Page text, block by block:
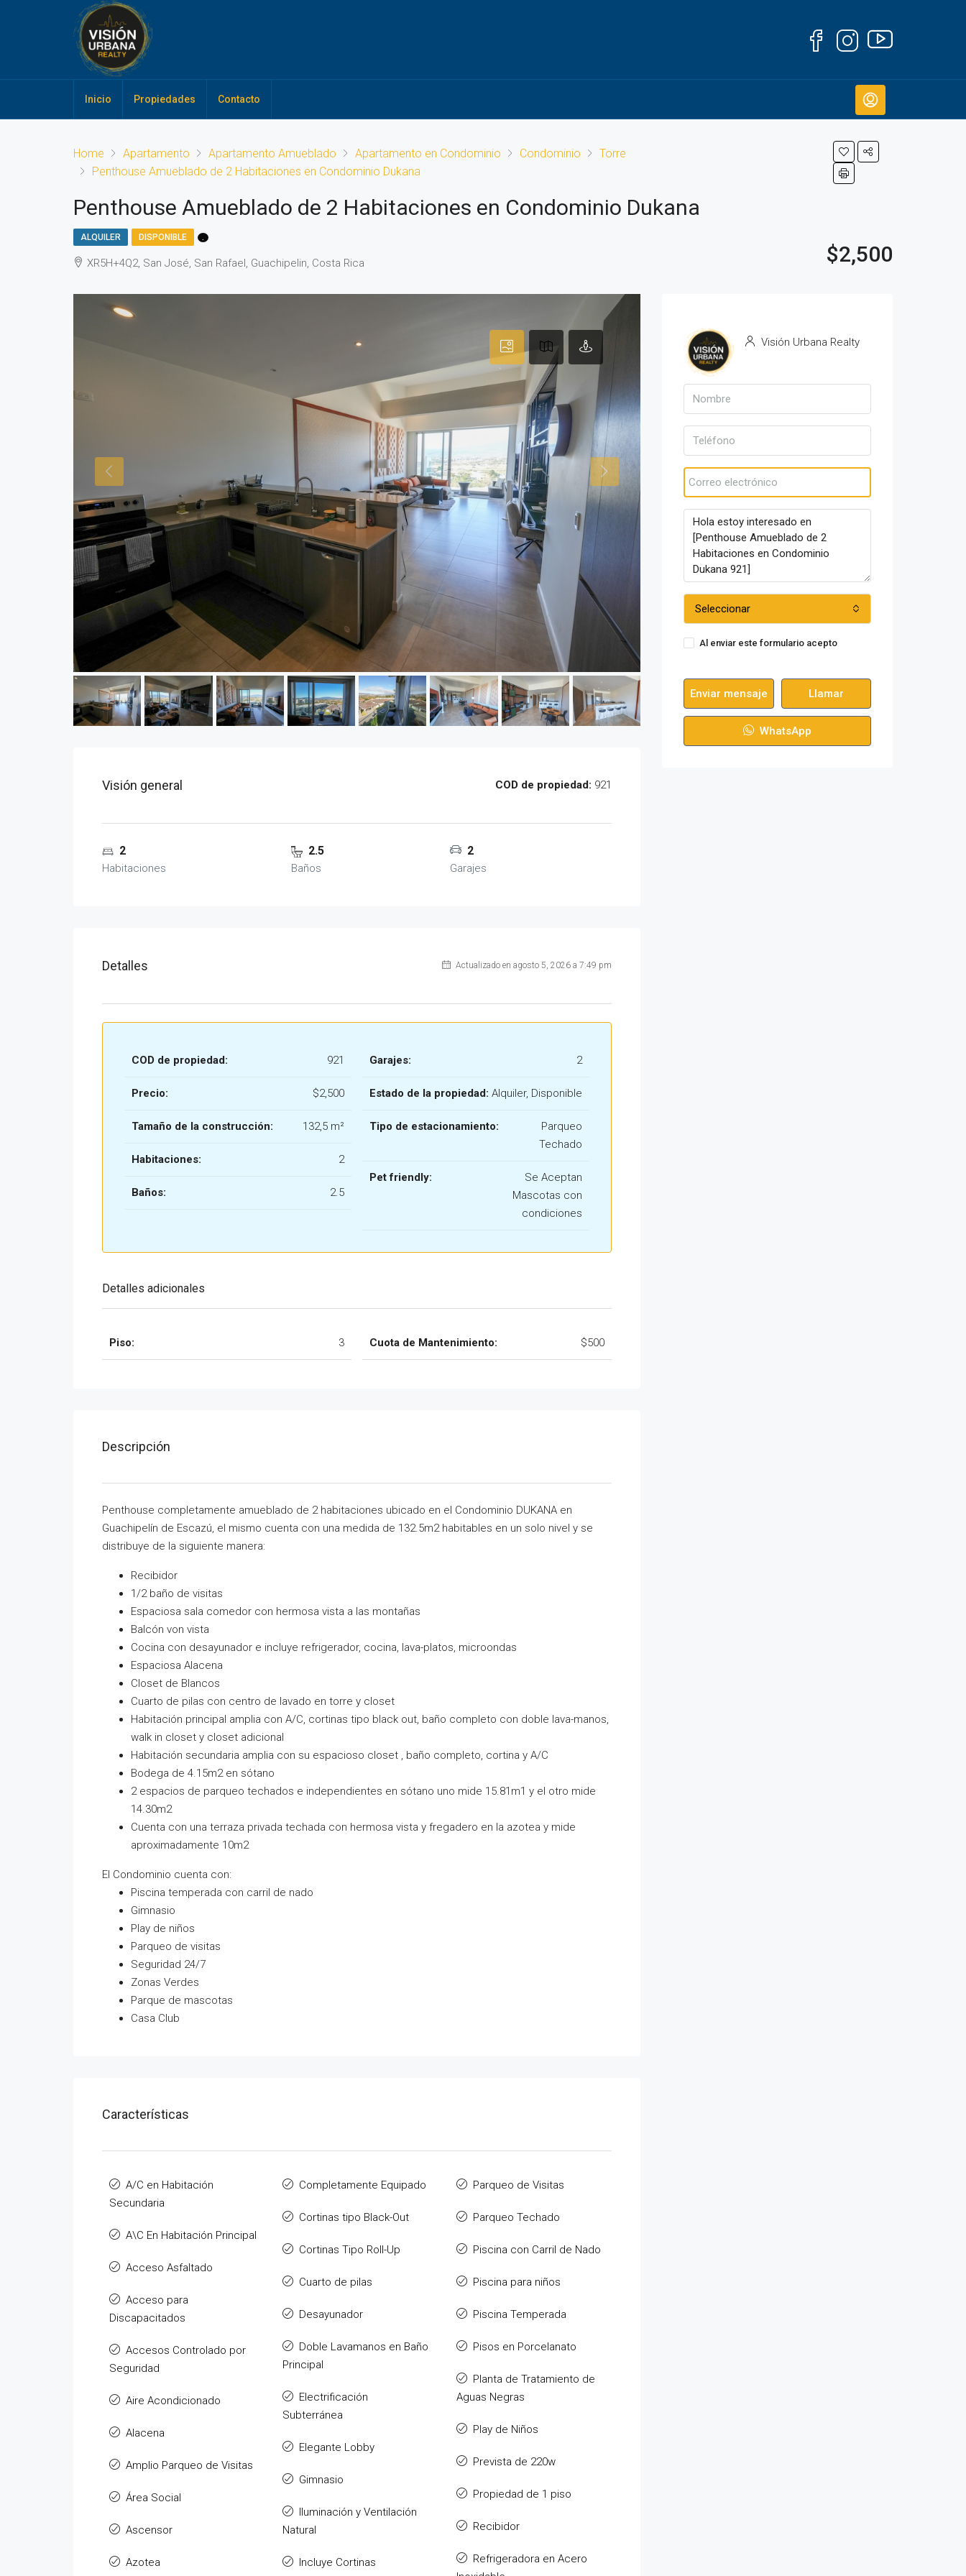
Inicio Propiedades Contacto
Home Apartamento Apartamento Amueblado Apartamento en Condominio Condominio
Torre
Penthouse Amueblado de 2 Habitaciones en Condominio Dukana
Penthouse Amueblado de 2 Habitaciones en Condominio Dukana
$2,500
ALQUILER DISPONIBLE .
XR5H+4Q2, San José, San Rafael, Guachipelin, Costa Rica
Visión general COD de propiedad: 921
2
Habitaciones
2.5
Baños
2
Garajes
Detalles Actualizado en agosto 5, 2026 a 7:49 pm
COD de propiedad: 921
Precio: $2,500
Tamaño de la construcción: 132,5 m²
Habitaciones: 2
Baños: 2.5
Garajes: 2
Estado de la propiedad: Alquiler, Disponible
Tipo de estacionamiento:
Parqueo
Techado
Pet friendly:
Se Aceptan
Mascotas con
condiciones
Detalles adicionales
Piso: 3 Cuota de Mantenimiento: $500
Descripción
Penthouse completamente amueblado de 2 habitaciones ubicado en el Condominio DUKANA en
Guachipelín de Escazú, el mismo cuenta con una medida de 132.5m2 habitables en un solo nivel y se
distribuye de la siguiente manera:
Recibidor
1/2 baño de visitas
Espaciosa sala comedor con hermosa vista a las montañas
Balcón von vista
Cocina con desayunador e incluye refrigerador, cocina, lava-platos, microondas
Espaciosa Alacena
Closet de Blancos
Cuarto de pilas con centro de lavado en torre y closet
Habitación principal amplia con A/C, cortinas tipo black out, baño completo con doble lava-manos,
walk in closet y closet adicional
Habitación secundaria amplia con su espacioso closet , baño completo, cortina y A/C
Bodega de 4.15m2 en sótano
2 espacios de parqueo techados e independientes en sótano uno mide 15.81m1 y el otro mide
14.30m2
Cuenta con una terraza privada techada con hermosa vista y fregadero en la azotea y mide
aproximadamente 10m2
El Condominio cuenta con:
Piscina temperada con carril de nado
Gimnasio
Play de niños
Parqueo de visitas
Seguridad 24/7
Zonas Verdes
Parque de mascotas
Casa Club
Características
A/C en Habitación
Secundaria
A\C En Habitación Principal
Acceso Asfaltado
Acceso para
Discapacitados
Accesos Controlado por
Seguridad
Aire Acondicionado
Alacena
Amplio Parqueo de Visitas
Área Social
Ascensor
Azotea
Completamente Equipado
Cortinas tipo Black-Out
Cortinas Tipo Roll-Up
Cuarto de pilas
Desayunador
Doble Lavamanos en Baño
Principal
Electrificación
Subterránea
Elegante Lobby
Gimnasio
Iluminación y Ventilación
Natural
Incluye Cortinas
Parqueo de Visitas
Parqueo Techado
Piscina con Carril de Nado
Piscina para niños
Piscina Temperada
Pisos en Porcelanato
Planta de Tratamiento de
Aguas Negras
Play de Niños
Prevista de 220w
Propiedad de 1 piso
Recibidor
Refrigeradora en Acero
Visión Urbana Realty
Seleccionar
Al enviar este formulario acepto
Enviar mensaje Llamar
WhatsApp